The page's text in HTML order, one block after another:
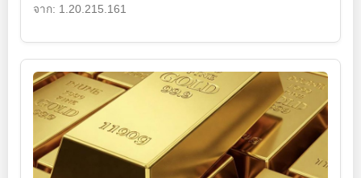
จาก: 1.20.215.161